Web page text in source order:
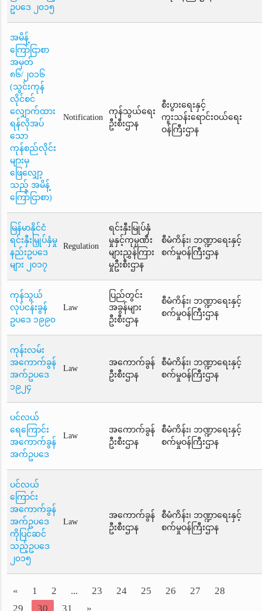
ဥပဒေ ၂၀၁၅
အမိန့်
ကြော်ငြာစာ
အမှတ်
၈၆/၂၀၁၆
(သွင်းကုန်
လိုင်စင်
လျှောက်ထား
ရန်လိုအပ်
သော
ကုန်စည်လိုင်း
များမှ
ဖြေလျှော့
သည့် အမိန့်
ကြော်ငြာစာ)
Notification
ကုန်သွယ်ရေး
ဦးစီးဌာန
စီးပွားရေးနှင့်
ကူးသန်းရောင်းဝယ်ရေး
ဝန်ကြီးဌာန
မြန်မာနိုင်ငံ
ရင်းနှီးမြှုပ်နှံမှု
နည်းဥပဒေ
များ ၂၀၁၇
Regulation
ရင်းနှီးမြုပ်နှံ
မှုနှင့်ကုမ္ပဏီး
များညွှန်ကြား
မှုဦးစီးဌာန
စီမံကိန်း၊ ဘဏ္ဍာရေးနှင့်
စက်မှုဝန်ကြီးဌာန
ကုန်သွယ်
လုပ်ငန်းခွန်
ဥပဒေ ၁၉၉၀
Law
ပြည်တွင်း
အခွန်များ
ဦးစီးဌာန
စီမံကိန်း၊ ဘဏ္ဍာရေးနှင့်
စက်မှုဝန်ကြီးဌာန
ကုန်းလမ်း
အကောက်ခွန်
အက်ဥပဒေ
၁၉၂၄
Law
အကောက်ခွန်
ဦးစီးဌာန
စီမံကိန်း၊ ဘဏ္ဍာရေးနှင့်
စက်မှုဝန်ကြီးဌာန
ပင်လယ်
ရေကြောင်း
အကောက်ခွန်
အက်ဥပဒေ
Law
အကောက်ခွန်
ဦးစီးဌာန
စီမံကိန်း၊ ဘဏ္ဍာရေးနှင့်
စက်မှုဝန်ကြီးဌာန
ပင်လယ်
ကြောင်း
အကောက်ခွန်
အက်ဥပဒေ
ကိုပြင်ဆင်
သည့်ဥပဒေ
၂၀၁၅
Law
အကောက်ခွန်
ဦးစီးဌာန
စီမံကိန်း၊ ဘဏ္ဍာရေးနှင့်
စက်မှုဝန်ကြီးဌာန
« 1 2 ... 23 24 25 26 27
28
29
30 31 »